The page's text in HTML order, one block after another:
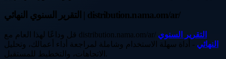
التقرير السنوي النهائي | distribution.nama.om/ar/
قل وداعًا لهذا العام مع distribution.nama.om/ar/ التقرير السنوي
النهائي - أداة سهلة الاستخدام وشاملة لمراجعة أداء أعمالك، وتحليل
الاتجاهات، والتخطيط للمستقبل.